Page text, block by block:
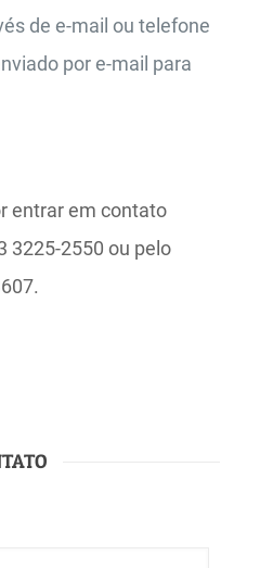
de e-mail ou telefone
por e-mail para
entrar em contato
3225-2550 ou pelo